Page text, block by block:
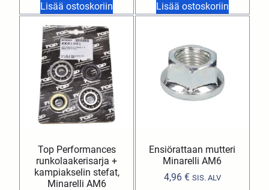
Lisää ostoskoriin Lisää ostoskoriin
Top Performances
runkolaakerisarja +
kampiakselin stefat,
Minarelli AM6
Ensiörattaan mutteri
Minarelli AM6
4,96 € SIS. ALV